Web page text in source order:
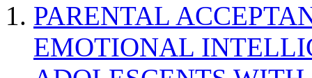
PARENTAL
EMOTIONAL